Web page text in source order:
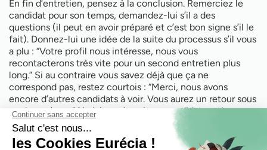
En fin d’entretien, pensez à la conclusion. Remerciez le
candidat pour son temps, demandez-lui s’il a des
questions (il peut en avoir préparé et c’est bon signe s’il le
fait). Donnez-lui une idée de la suite du processus s’il vous
a plu : “Votre profil nous intéresse, nous vous
recontacterons très vite pour un second entretien plus
long.” Si au contraire vous savez déjà que ça ne
correspond pas, restez courtois : “Merci, nous avons
encore d’autres candidats à voir. Vous aurez un retour sous
quelques jours.” Ne laissez jamais un candidat partir sans
aucune indication, au risque qu’il attende indéfiniment un
signe de votre part.